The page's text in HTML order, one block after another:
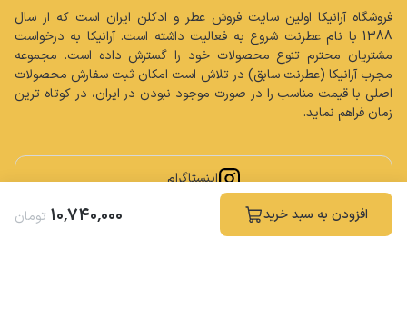
افزودن به سبد خرید ۱۰٬۷۴۰٬۰۰۰ تومان
زمان فراهم نماید.
اینستاگرام
کلیه حقوق مادی و معنوی این سایت محفوظ و متعلق به فروشگاه آرانیکا می باشد.